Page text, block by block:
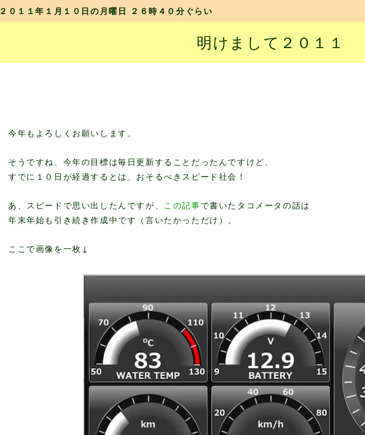
２０１１年１月１０日の月曜日 ２６時４０分ぐらい
明けまして２０１１
今年もよろしくお願いします。
そうですね、今年の目標は毎日更新することだったんですけど、
すでに１０日が経過するとは、おそるべきスピード社会！
あ、スピードで思い出したんですが、 この記事で書いたタコメータの話は
年末年始も引き続き作成中です（言いたかっただけ）。
ここで画像を一枚↓